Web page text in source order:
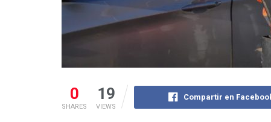
0
SHARES
19
VIEWS
Compartir en